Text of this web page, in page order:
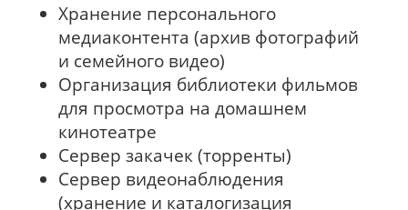
Хранение персонального
медиаконтента (архив фотографий
и семейного видео)
Организация библиотеки фильмов
для просмотра на домашнем
кинотеатре
Сервер закачек (торренты)
Сервер видеонаблюдения
(хранение и каталогизация